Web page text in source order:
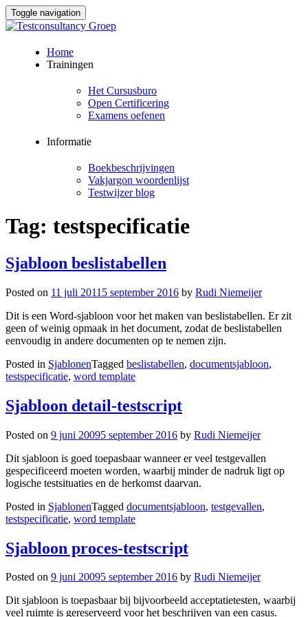
Toggle navigation
Home
Trainingen
Het Cursusburo
Open Certificering
Examens oefenen
Informatie
Boekbeschrijvingen
Vakjargon woordenlijst
Testwijzer blog
Tag: testspecificatie
Sjabloon beslistabellen
Posted on 11 juli 2011 5 september 2016 by Rudi Niemeijer
Dit is een Word-sjabloon voor het maken van beslistabellen. Er zit
geen of weinig opmaak in het document, zodat de beslistabellen
eenvoudig in andere documenten op te nemen zijn.
Posted in SjablonenTagged beslistabellen, documentsjabloon,
testspecificatie, word template
Sjabloon detail-testscript
Posted on 9 juni 20095 september 2016 by Rudi Niemeijer
Dit sjabloon is goed toepasbaar wanneer er veel testgevallen
gespecificeerd moeten worden, waarbij minder de nadruk ligt op
logische testsituaties en de herkomst daarvan.
Posted in SjablonenTagged documentsjabloon, testgevallen,
testspecificatie, word template
Sjabloon proces-testscript
Posted on 9 juni 20095 september 2016 by Rudi Niemeijer
Dit sjabloon is toepasbaar bij bijvoorbeeld acceptatietesten, waarbij
veel ruimte is gereserveerd voor het beschrijven van een casus.